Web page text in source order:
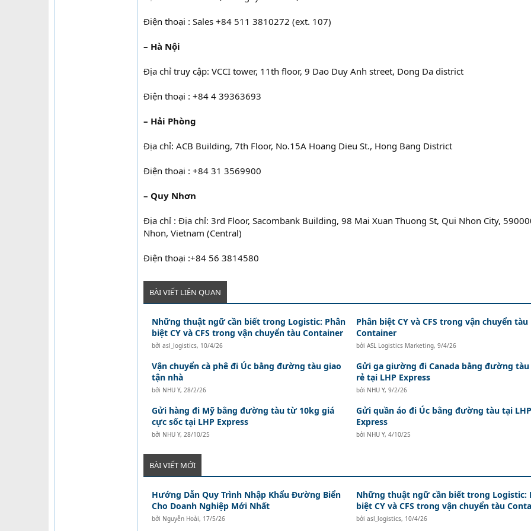
Điện thoại : Sales +84 511 3810272 (ext. 107)
– Hà Nội
Địa chỉ truy cập: VCCI tower, 11th floor, 9 Dao Duy Anh street, Dong Da district
Điện thoại : +84 4 39363693
– Hải Phòng
Địa chỉ: ACB Building, 7th Floor, No.15A Hoang Dieu St., Hong Bang District
Điện thoại : +84 31 3569900
– Quy Nhơn
Địa chỉ : Địa chỉ: 3rd Floor, Sacombank Building, 98 Mai Xuan Thuong St, Qui Nhon City,
Nhon, Vietnam (Central)
Điện thoại :+84 56 3814580
BÀI VIẾT LIÊN QUAN
Những thuật ngữ cần biết trong Logistic: Phân
biệt CY và CFS trong vận chuyển tàu Container
bởi asl_logistics, 10/4/26
Phân biệt CY và CFS trong vận chuyển tàu
Container
bởi ASL Logistics Marketing, 9/4/26
Vận chuyển cà phê đi Úc bằng đường tàu giao
tận nhà
bởi NHU Y, 28/2/26
Gửi ga giường đi Canada bằng đường tàu
rẻ tại LHP Express
bởi NHU Y, 9/2/26
Gửi hàng đi Mỹ bằng đường tàu từ 10kg giá
cực sốc tại LHP Express
bởi NHU Y, 28/10/25
Gửi quần áo đi Úc bằng đường tàu tại LHP
Express
bởi NHU Y, 4/10/25
BÀI VIẾT MỚI
Hướng Dẫn Quy Trình Nhập Khẩu Đường Biển
Cho Doanh Nghiệp Mới Nhất
bởi Nguyễn Hoài, 17/5/26
Những thuật ngữ cần biết trong Logistic:
biệt CY và CFS trong vận chuyển tàu
bởi asl_logistics, 10/4/26